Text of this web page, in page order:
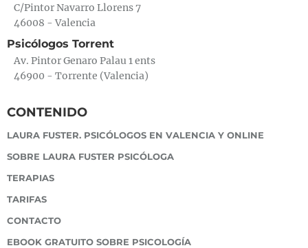
C/Pintor Navarro Llorens 7
46008 - Valencia
Psicólogos Torrent
Av. Pintor Genaro Palau 1 ents
46900 - Torrente (Valencia)
CONTENIDO
LAURA FUSTER. PSICÓLOGOS EN VALENCIA Y ONLINE
SOBRE LAURA FUSTER PSICÓLOGA
TERAPIAS
TARIFAS
CONTACTO
EBOOK GRATUITO SOBRE PSICOLOGÍA